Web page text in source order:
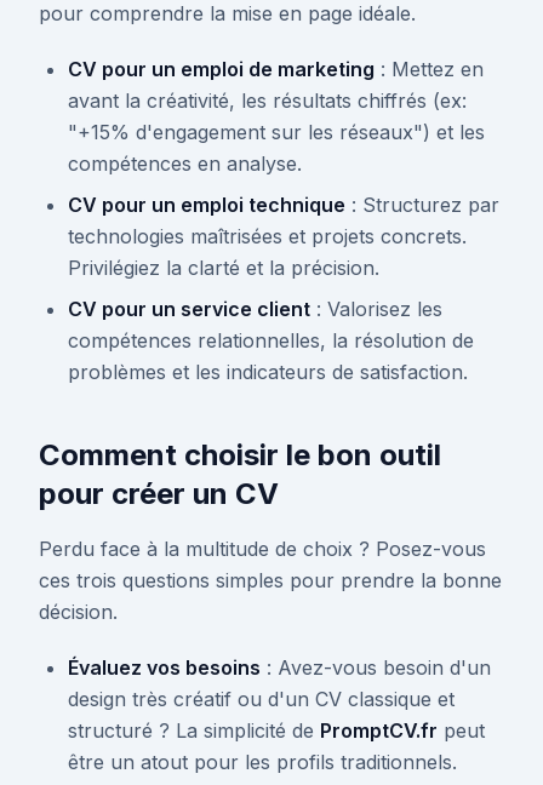
pour comprendre la mise en page idéale.
CV pour un emploi de marketing : Mettez en
avant la créativité, les résultats chiffrés (ex:
"+15% d'engagement sur les réseaux") et les
compétences en analyse.
CV pour un emploi technique : Structurez par
technologies maîtrisées et projets concrets.
Privilégiez la clarté et la précision.
CV pour un service client : Valorisez les
compétences relationnelles, la résolution de
problèmes et les indicateurs de satisfaction.
Comment choisir le bon outil
pour créer un CV
Perdu face à la multitude de choix ? Posez-vous
ces trois questions simples pour prendre la bonne
décision.
Évaluez vos besoins : Avez-vous besoin d'un
design très créatif ou d'un CV classique et
structuré ? La simplicité de PromptCV.fr peut
être un atout pour les profils traditionnels.